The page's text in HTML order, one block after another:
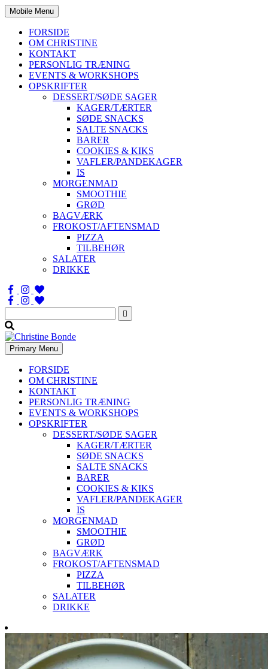
Mobile Menu
FORSIDE
OM CHRISTINE
KONTAKT
PERSONLIG TRÆNING
EVENTS & WORKSHOPS
OPSKRIFTER
DESSERT/SØDE SAGER
KAGER/TÆRTER
SØDE SNACKS
SALTE SNACKS
BARER
COOKIES & KIKS
VAFLER/PANDEKAGER
IS
MORGENMAD
SMOOTHIE
GRØD
BAGVÆRK
FROKOST/AFTENSMAD
PIZZA
TILBEHØR
SALATER
DRIKKE
Søg
efter:
Primary Menu
FORSIDE
OM CHRISTINE
KONTAKT
PERSONLIG TRÆNING
EVENTS & WORKSHOPS
OPSKRIFTER
DESSERT/SØDE SAGER
KAGER/TÆRTER
SØDE SNACKS
SALTE SNACKS
BARER
COOKIES & KIKS
VAFLER/PANDEKAGER
IS
MORGENMAD
SMOOTHIE
GRØD
BAGVÆRK
FROKOST/AFTENSMAD
PIZZA
TILBEHØR
SALATER
DRIKKE
Skip
to
content